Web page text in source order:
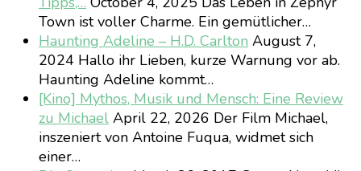
Town ist voller Charme. Ein gemütlicher…
Haunting Adeline – H.D. Carlton August 7,
2024 Hallo ihr Lieben, kurze Warnung vor ab.
Haunting Adeline kommt…
[Kino] Mythos, Musik und Mensch: Eine Review
zu Michael April 22, 2026 Der Film Michael,
inszeniert von Antoine Fuqua, widmet sich
einer…